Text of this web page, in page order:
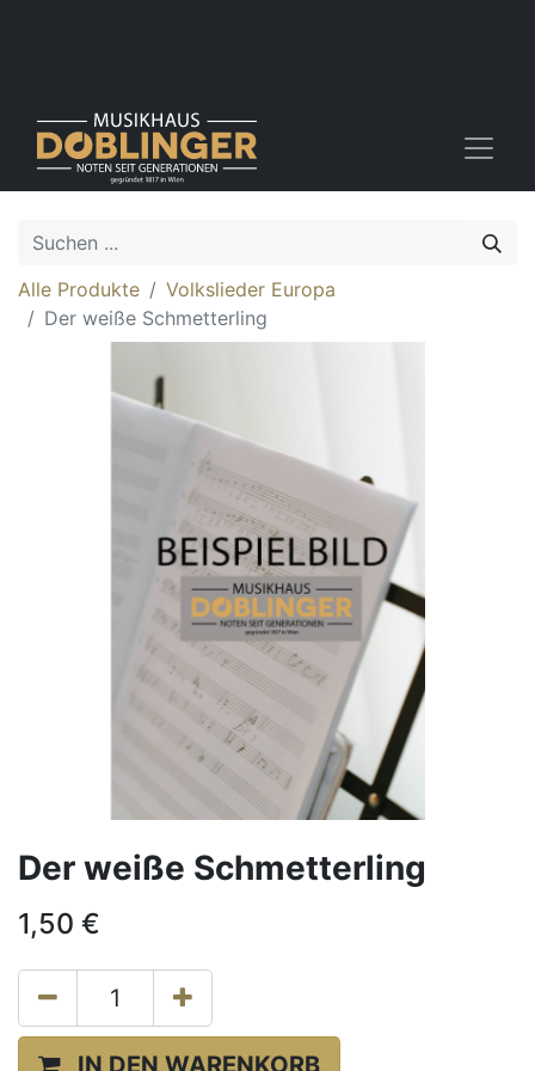
Alle Produkte
Volkslieder Europa
Der weiße Schmetterling
Der weiße Schmetterling
1,50 €
IN DEN WARENKORB